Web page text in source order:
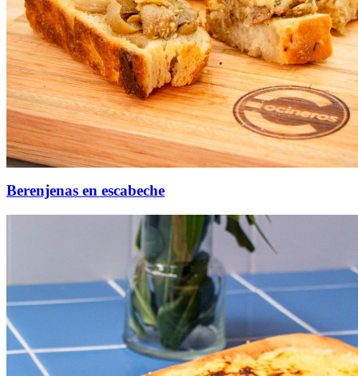
Berenjenas en escabeche